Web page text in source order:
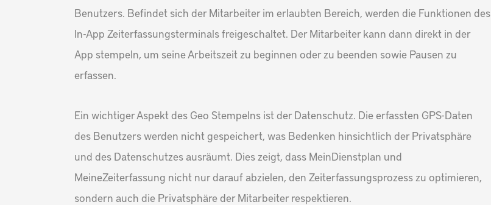
Benutzers. Befindet sich der Mitarbeiter im erlaubten Bereich, werden die Funktionen des
In-App Zeiterfassungsterminals freigeschaltet. Der Mitarbeiter kann dann direkt in der
App stempeln, um seine Arbeitszeit zu beginnen oder zu beenden sowie Pausen zu
erfassen.
Ein wichtiger Aspekt des Geo Stempelns ist der Datenschutz. Die erfassten GPS-Daten
des Benutzers werden nicht gespeichert, was Bedenken hinsichtlich der Privatsphäre
und des Datenschutzes ausräumt. Dies zeigt, dass MeinDienstplan und
MeineZeiterfassung nicht nur darauf abzielen, den Zeiterfassungsprozess zu optimieren,
sondern auch die Privatsphäre der Mitarbeiter respektieren.